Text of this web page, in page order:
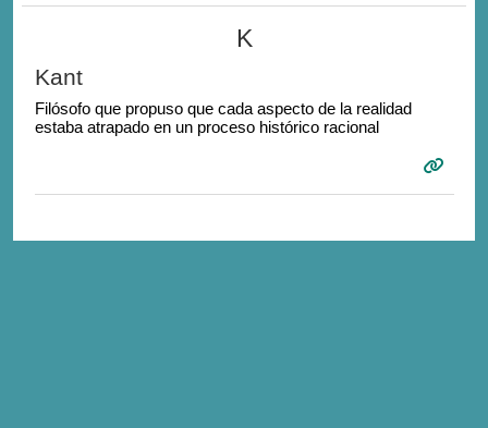
K
Kant
Filósofo que propuso que cada aspecto de la realidad
estaba atrapado en un proceso histórico racional